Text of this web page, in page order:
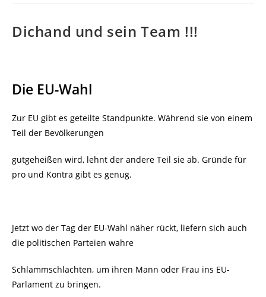
Dichand und sein Team !!!
Die EU-Wahl
Zur EU gibt es geteilte Standpunkte. Während sie von einem
Teil der Bevölkerungen
gutgeheißen wird, lehnt der andere Teil sie ab. Gründe für
pro und Kontra gibt es genug.
Jetzt wo der Tag der EU-Wahl näher rückt, liefern sich auch
die politischen Parteien wahre
Schlammschlachten, um ihren Mann oder Frau ins EU-
Parlament zu bringen.